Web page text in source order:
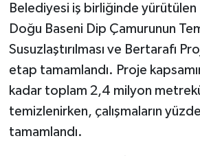
Belediyesi iş birliğinde
Doğu Baseni Dip Çamurunun
Susuzlaştırılması ve Bertarafı
etap tamamlandı. Proje
kadar toplam 2,4 milyon
temizlenirken, çalışmaların
tamamlandı.